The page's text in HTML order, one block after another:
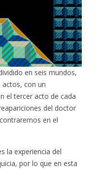
en seis mundos,
actos, con un
el tercer acto de cada
del doctor
en el
la experiencia del
por lo que en esta